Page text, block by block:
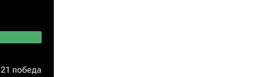
21 победа